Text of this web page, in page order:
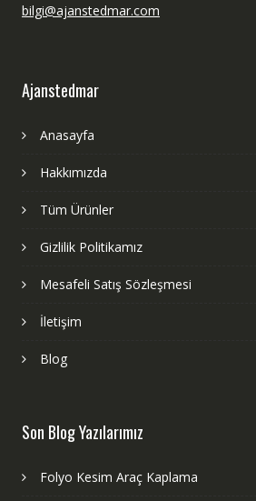
bilgi@ajanstedmar.com
Ajanstedmar
Anasayfa
Hakkımızda
Tüm Ürünler
Gizlilik Politikamız
Mesafeli Satış Sözleşmesi
İletişim
Blog
Son Blog Yazılarımız
Folyo Kesim Araç Kaplama